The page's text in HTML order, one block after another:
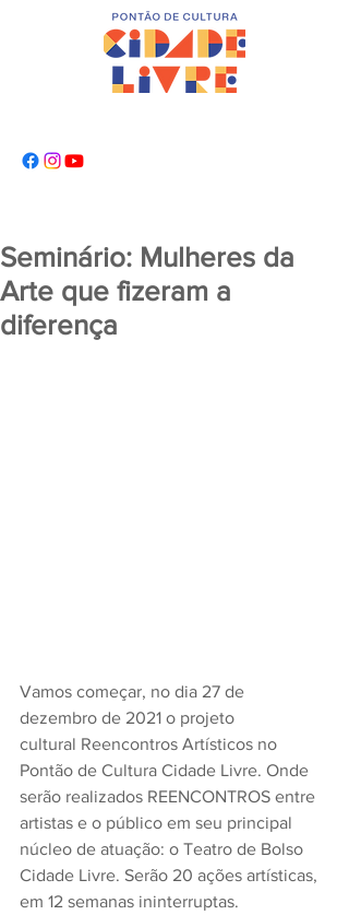
Seminário: Mulheres da
Arte que fizeram a
diferença
Vamos começar, no dia 27 de
dezembro de 2021 o projeto
cultural Reencontros Artísticos no
Pontão de Cultura Cidade Livre. Onde
serão realizados REENCONTROS entre
artistas e o público em seu principal
núcleo de atuação: o Teatro de Bolso
Cidade Livre. Serão 20 ações artísticas,
em 12 semanas ininterruptas.